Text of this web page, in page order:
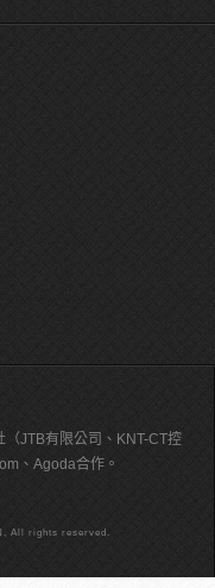
JTB有限公司、KNT-CT控
、Agoda合作。
All rights reserved.